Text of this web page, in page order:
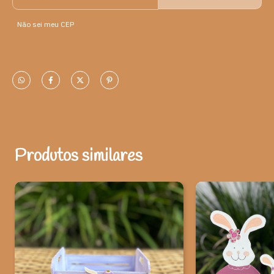
decorar. Na porta ou nas paredes, existem inúmeras
possibilidades para celebrar essa data tão gostosa. Até mesmo
guirlandas com galhos secos são as mais tradicionais. Para quem
tem criança em casa, a data fica ainda mais divertida. Você pode
vários cômodos, com o auxílio de uma fita para pendurar as
bandeirolas na parede. A árvore da Páscoa é tradicionalmente
popular em muitos países, principalmente na cultura alemã onde
é conhecida por Osterbaum. Diversas cidades povoadas pelos
povos germânicos mantêm essa tradição até hoje,
transformando-a em uma atração turística. Além de tradicionais,
as árvores de Páscoa são um charme. Inspire-se no espírito
Não sei meu CEP
Produtos similares